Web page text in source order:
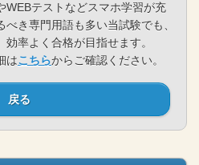
WEBテストなどスマホ学習が充
き専門用語も多い当試験でも、
率よく合格が目指せます。
はこちらからご確認ください。
戻る